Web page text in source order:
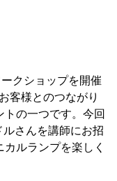
クショップを開催
客様とのつながり
の一つです。今回
さんを講師にお招
ルランプを楽しく